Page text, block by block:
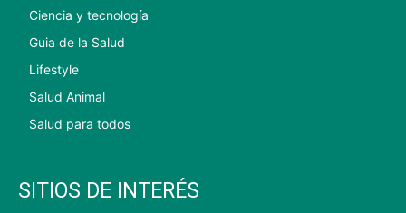
Ciencia y tecnología
Guia de la Salud
Lifestyle
Salud Animal
Salud para todos
SITIOS DE INTERÉS